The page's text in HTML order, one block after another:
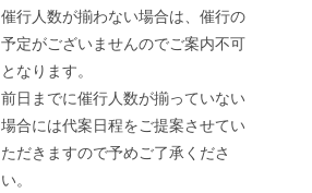
催行人数が揃わない場合は、催行の
予定がございませんのでご案内不可
となります。
前日までに催行人数が揃っていない
場合には代案日程をご提案させてい
ただきますので予めご了承くださ
い。